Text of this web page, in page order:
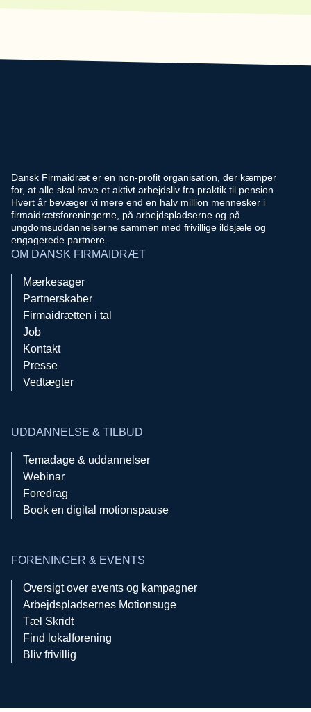
Dansk Firmaidræt er en non-profit organisation, der kæmper
for, at alle skal have et aktivt arbejdsliv fra praktik til pension.
Hvert år bevæger vi mere end en halv million mennesker i
firmaidrætsforeningerne, på arbejdspladserne og på
ungdomsuddannelserne sammen med frivillige ildsjæle og
engagerede partnere.
OM DANSK FIRMAIDRÆT
Mærkesager
Partnerskaber
Firmaidrætten i tal
Job
Kontakt
Presse
Vedtægter
UDDANNELSE & TILBUD
Temadage & uddannelser
Webinar
Foredrag
Book en digital motionspause
FORENINGER & EVENTS
Oversigt over events og kampagner
Arbejdspladsernes Motionsuge
Tæl Skridt
Find lokalforening
Bliv frivillig